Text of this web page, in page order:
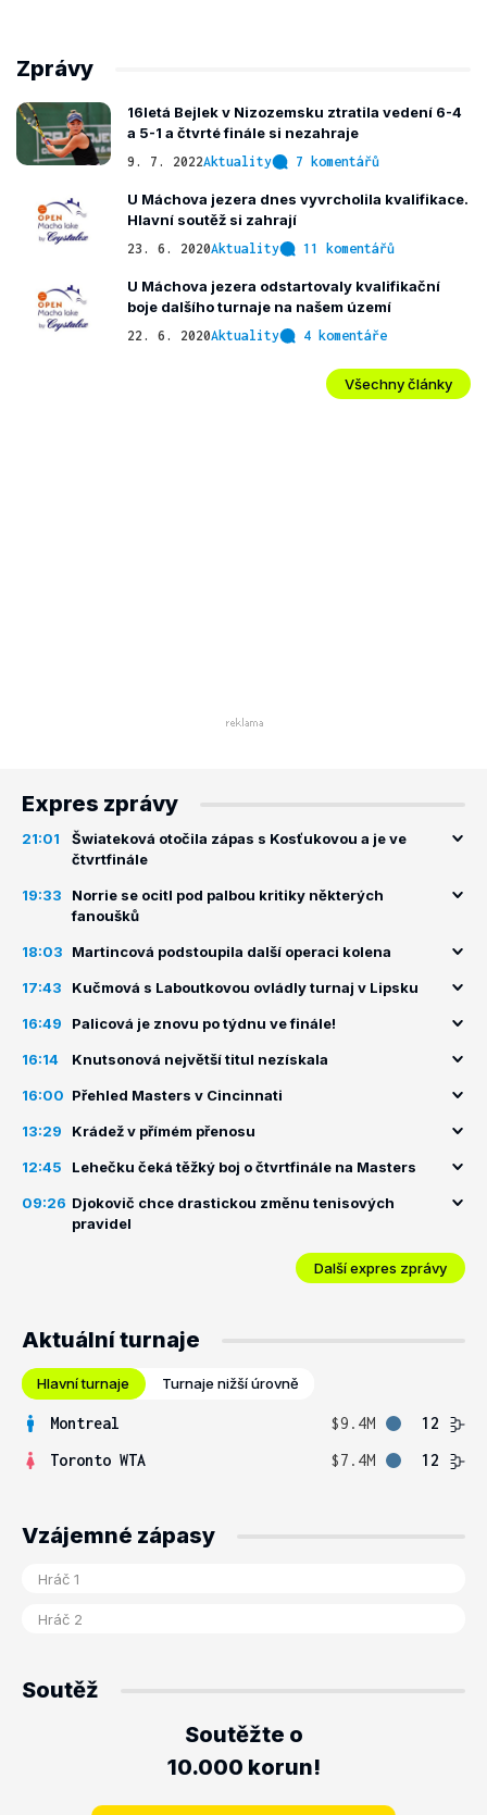
Zprávy
16letá Bejlek v Nizozemsku ztratila vedení 6-4
a 5-1 a čtvrté finále si nezahraje
9. 7. 2022Aktuality 7 komentářů
U Máchova jezera dnes vyvrcholila kvalifikace.
Hlavní soutěž si zahrají
23. 6. 2020Aktuality 11 komentářů
U Máchova jezera odstartovaly kvalifikační
boje dalšího turnaje na našem území
22. 6. 2020Aktuality 4 komentáře
Všechny články
Expres zprávy
21:01
Šwiateková otočila zápas s Kosťukovou a je ve
čtvrtfinále
19:33
Norrie se ocitl pod palbou kritiky některých
fanoušků
18:03 Martincová podstoupila další operaci kolena
17:43 Kučmová s Laboutkovou ovládly turnaj v Lipsku
16:49 Palicová je znovu po týdnu ve finále!
16:14 Knutsonová největší titul nezískala
16:00 Přehled Masters v Cincinnati
13:29 Krádež v přímém přenosu
12:45 Lehečku čeká těžký boj o čtvrtfinále na Masters
09:26 Djokovič chce drastickou změnu tenisových
pravidel
Další expres zprávy
Aktuální turnaje
Hlavní turnaje Turnaje nižší úrovně
Montreal $9.4M
12
Toronto WTA
$7.4M 12
Vzájemné zápasy
Soutěž
Soutěžte o
10.000 korun!